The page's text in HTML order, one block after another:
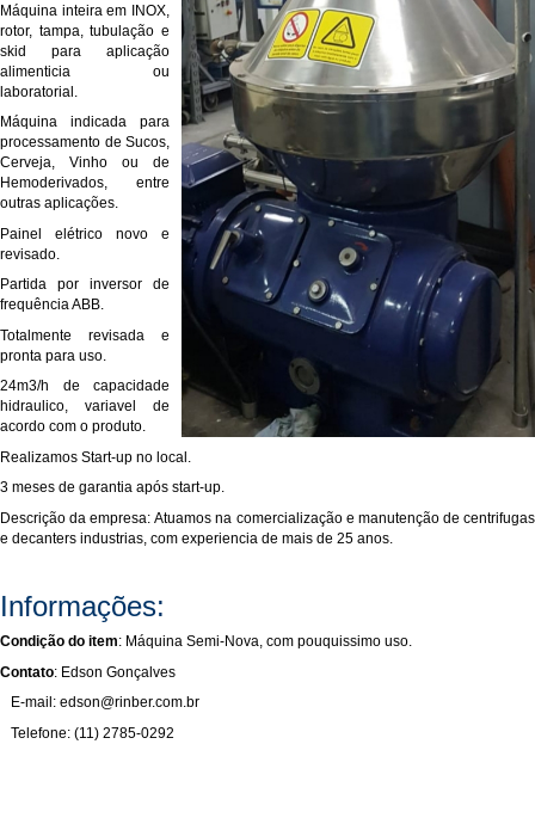
Máquina inteira em INOX,
rotor, tampa, tubulação e
skid para aplicação
alimenticia ou
laboratorial.
Máquina indicada para
processamento de Sucos,
Cerveja, Vinho ou de
Hemoderivados, entre
outras aplicações.
Painel elétrico novo e
revisado.
Partida por inversor de
frequência ABB.
Totalmente revisada e
pronta para uso.
24m3/h de capacidade
hidraulico, variavel de
acordo com o produto.
Realizamos Start-up no local.
3 meses de garantia após start-up.
Descrição da empresa: Atuamos na comercialização e manutenção de centrifugas
e decanters industrias, com experiencia de mais de 25 anos.
Informações:
Condição do item: Máquina Semi-Nova, com pouquissimo uso.
Contato: Edson Gonçalves
E-mail:
Telefone: (11) 2785-0292